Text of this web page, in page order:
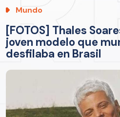
Mundo
[FOTOS] Thales
joven modelo que
desfilaba en Brasil